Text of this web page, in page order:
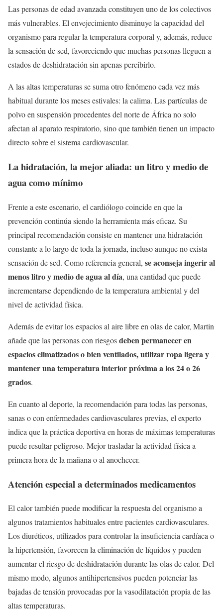
Las personas de edad avanzada constituyen uno de los colectivos
más vulnerables. El envejecimiento disminuye la capacidad del
organismo para regular la temperatura corporal y, además, reduce
la sensación de sed, favoreciendo que muchas personas lleguen a
estados de deshidratación sin apenas percibirlo.
A las altas temperaturas se suma otro fenómeno cada vez más
habitual durante los meses estivales: la calima. Las partículas de
polvo en suspensión procedentes del norte de África no solo
afectan al aparato respiratorio, sino que también tienen un impacto
directo sobre el sistema cardiovascular.
La hidratación, la mejor aliada: un litro y medio de
agua como mínimo
Frente a este escenario, el cardiólogo coincide en que la
prevención continúa siendo la herramienta más eficaz. Su
principal recomendación consiste en mantener una hidratación
constante a lo largo de toda la jornada, incluso aunque no exista
sensación de sed. Como referencia general, se aconseja ingerir al
menos litro y medio de agua al día, una cantidad que puede
incrementarse dependiendo de la temperatura ambiental y del
nivel de actividad física.
Además de evitar los espacios al aire libre en olas de calor, Martin
añade que las personas con riesgosdeben permanecer en
espacios climatizados o bien ventilados, utilizar ropa ligera y
mantener una temperatura interior próxima a los 24 o 26
grados.
En cuanto al deporte, la recomendación para todas las personas,
sanas o con enfermedades cardiovasculares previas, el experto
indica que la práctica deportiva en horas de máximas temperaturas
puede resultar peligroso. Mejor trasladar la actividad física a
primera hora de la mañana o al anochecer.
Atención especial a determinados medicamentos
El calor también puede modificar la respuesta del organismo a
algunos tratamientos habituales entre pacientes cardiovasculares.
Los diuréticos, utilizados para controlar la insuficiencia cardíaca o
la hipertensión, favorecen la eliminación de líquidos y pueden
aumentar el riesgo de deshidratación durante las olas de calor. Del
mismo modo, algunos antihipertensivos pueden potenciar las
bajadas de tensión provocadas por la vasodilatación propia de las
altas temperaturas.